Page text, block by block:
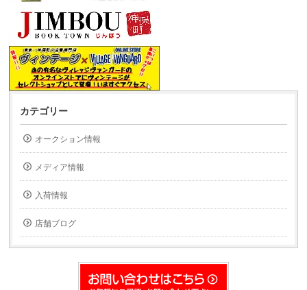
カテゴリー
オークション情報
メディア情報
入荷情報
店舗ブログ